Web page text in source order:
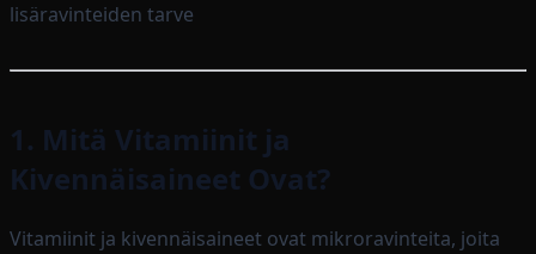
lisäravinteiden tarve
1. Mitä Vitamiinit ja
Kivennäisaineet Ovat?
Vitamiinit ja kivennäisaineet ovat mikroravinteita, joita